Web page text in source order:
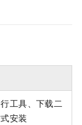
工具、下载二
安装